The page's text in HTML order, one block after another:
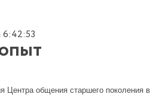
6:42:53
Центра общения старшего поколения в